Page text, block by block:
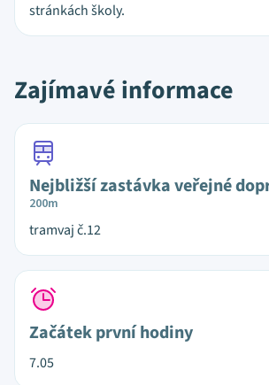
stránkách školy.
Zajímavé informace
Nejbližší zastávka veřejné
200m
tramvaj č.12
Začátek první hodiny
7.05